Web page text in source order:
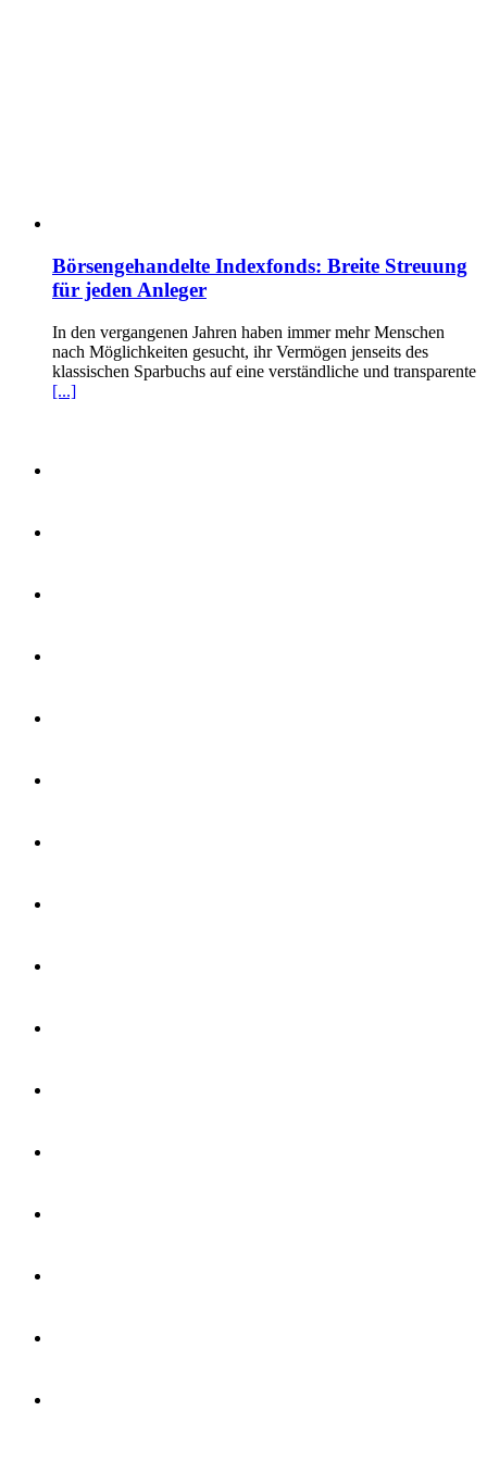
Börsengehandelte Indexfonds: Breite Streuung
für jeden Anleger
In den vergangenen Jahren haben immer mehr Menschen
nach Möglichkeiten gesucht, ihr Vermögen jenseits des
klassischen Sparbuchs auf eine verständliche und transparente
[...]